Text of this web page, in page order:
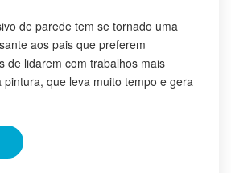
de parede tem se tornado uma
aos pais que preferem
de lidarem com trabalhos mais
pintura, que leva muito tempo e gera